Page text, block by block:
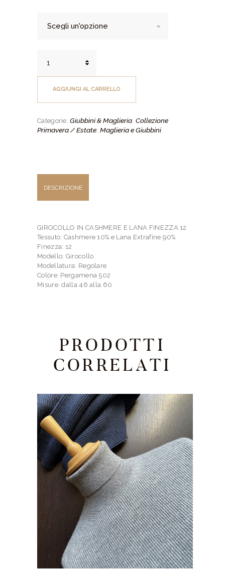
Extrafine
quantità
AGGIUNGI AL CARRELLO
Categorie:Giubbini & Maglieria Collezione
Primavera / Estate Maglieria e Giubbini
DESCRIZIONE
GIROCOLLO IN CASHMERE E LANA FINEZZA 12
Tessuto: Cashmere 10% e Lana Extrafine 90%
Finezza: 12
Modello: Girocollo
Modellatura: Regolare
Colore: Pergamena 502
Misure: dalla 46 alla 60
PRODOTTI
CORRELATI